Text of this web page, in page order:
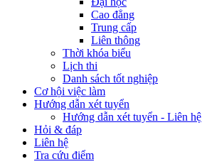
Cao đẳng
Trung cấp
Liên thông
Thời khóa biểu
Lịch thi
Danh sách tốt nghiệp
Cơ hội việc làm
Hướng dẫn xét tuyển
Hướng dẫn xét tuyển - Liên hệ
Hỏi & đáp
Liên hệ
Tra cứu điểm